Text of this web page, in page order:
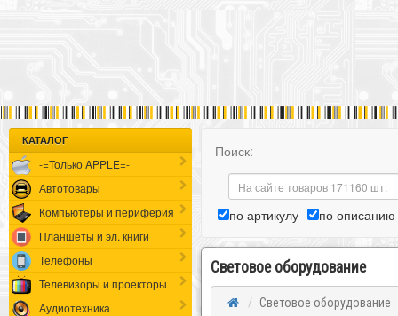
КАТАЛОГ
-=Только APPLE=-
Автотовары
Компьютеры и периферия
Планшеты и эл. книги
Телефоны
Телевизоры и проекторы
Аудиотехника
Поиск:
по артикулу по описанию
Световое оборудование
Световое оборудование